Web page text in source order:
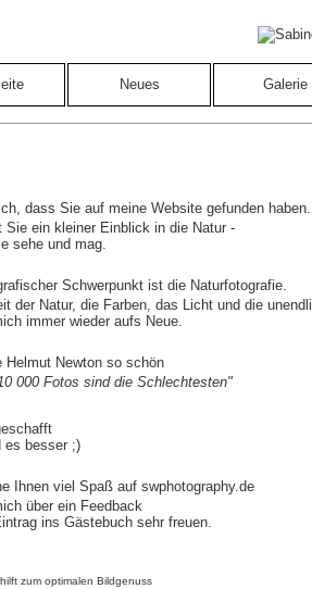
Neues Galerie
dass Sie auf meine Website gefunden haben.
Sie ein kleiner Einblick in die Natur -
sehe und mag.
Schwerpunkt ist die Naturfotografie.
der Natur, die Farben, das Licht und die
immer wieder aufs Neue.
Helmut Newton so schön
000 Fotos sind die Schlechtesten"
es besser ;)
Ihnen viel Spaß auf swphotography.de
über ein Feedback
ins Gästebuch sehr freuen.
zum optimalen Bildgenuss